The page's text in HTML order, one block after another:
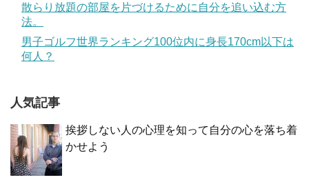
散らり放題の部屋を片づけるために自分を追い込む方
法。
男子ゴルフ世界ランキング100位内に身長170cm以下は
何人？
人気記事
挨拶しない人の心理を知って自分の心を落ち着
かせよう